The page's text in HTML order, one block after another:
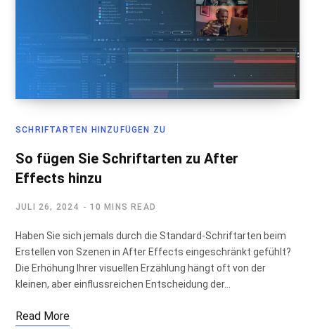
SCHRIFTARTEN HINZUFÜGEN ZU
So fügen Sie Schriftarten zu After
Effects hinzu
JULI 26, 2024 10 MINS READ
Haben Sie sich jemals durch die Standard-Schriftarten beim
Erstellen von Szenen in After Effects eingeschränkt gefühlt?
Die Erhöhung Ihrer visuellen Erzählung hängt oft von der
kleinen, aber einflussreichen Entscheidung der…
Read More